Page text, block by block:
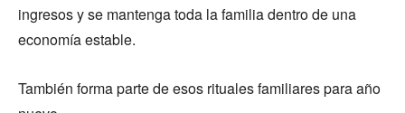
ingresos y se mantenga toda la familia dentro de una
economía estable.
También forma parte de esos rituales familiares para año